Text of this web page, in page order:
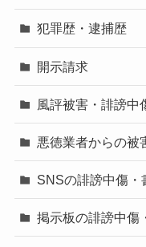
犯罪歴・逮捕歴
開示請求
風評被害・誹謗中
悪徳業者からの被
SNSの誹謗中傷・
掲示板の誹謗中傷